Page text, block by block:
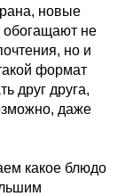
новые
обогащают не
но и
формат
друг друга,
даже
какое блюдо